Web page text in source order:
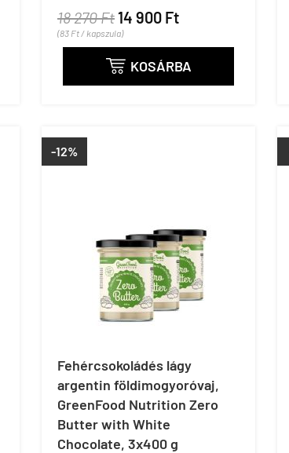
18 270 Ft 14 900 Ft
(83 Ft / kapszula)
 KOSÁRBA
-12%
Fehércsokoládés lágy
argentin földimogyoróvaj,
GreenFood Nutrition Zero
Butter with White
Chocolate, 3x400 g